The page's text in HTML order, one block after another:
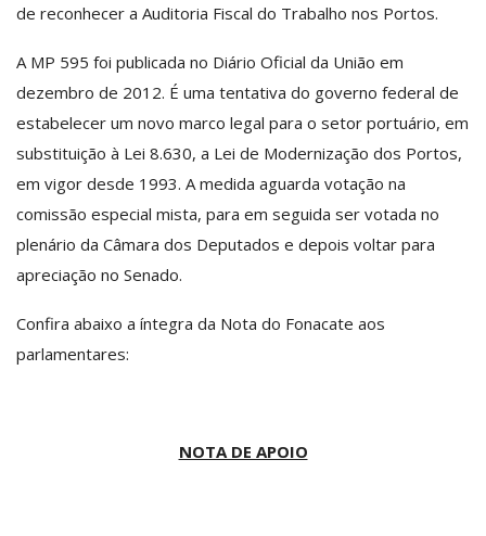
de reconhecer a Auditoria Fiscal do Trabalho nos Portos.
A MP 595 foi publicada no Diário Oficial da União em
dezembro de 2012. É uma tentativa do governo federal de
estabelecer um novo marco legal para o setor portuário, em
substituição à Lei 8.630, a Lei de Modernização dos Portos,
em vigor desde 1993. A medida aguarda votação na
comissão especial mista, para em seguida ser votada no
plenário da Câmara dos Deputados e depois voltar para
apreciação no Senado.
Confira abaixo a íntegra da Nota do Fonacate aos
parlamentares:
NOTA DE APOIO